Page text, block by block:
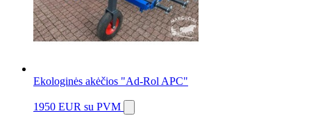
Ekologinės akėčios "Ad-Rol APC"
1950 EUR su PVM